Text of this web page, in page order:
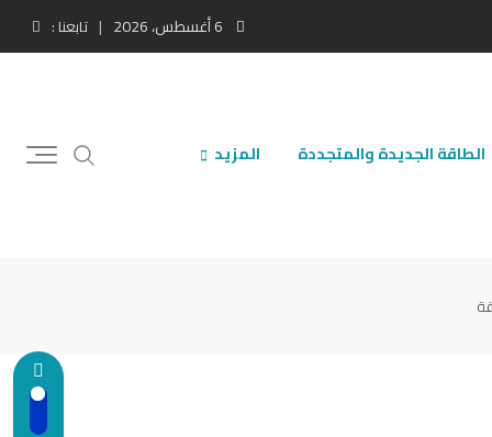
6 أغسطس، 2026 تابعنا :
الطاقة الجديدة والمتجددة المزيد